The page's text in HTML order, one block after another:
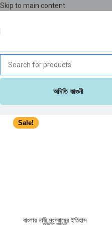
Skip to main content
অদিতি ফাল্গুনী
Sale!
বাংলার নারী সংগ্রামের ইতিহাস